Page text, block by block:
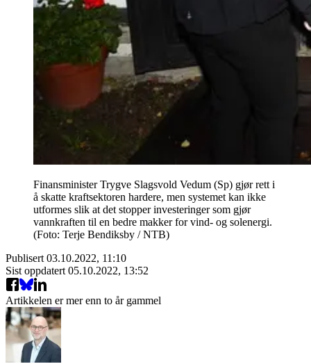
Finansminister Trygve Slagsvold Vedum (Sp) gjør rett i
å skatte kraftsektoren hardere, men systemet kan ikke
utformes slik at det stopper investeringer som gjør
vannkraften til en bedre makker for vind- og solenergi.
(Foto: Terje Bendiksby / NTB)
Publisert 03.10.2022, 11:10
Sist oppdatert 05.10.2022, 13:52
Artikkelen er mer enn to år gammel